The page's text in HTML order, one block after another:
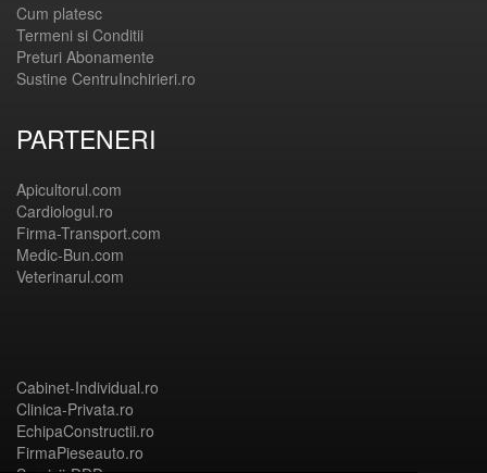
Cum platesc
Termeni si Conditii
Preturi Abonamente
Sustine CentruInchirieri.ro
PARTENERI
Apicultorul.com
Cardiologul.ro
Firma-Transport.com
Medic-Bun.com
Veterinarul.com
Cabinet-Individual.ro
Clinica-Privata.ro
EchipaConstructii.ro
FirmaPieseauto.ro